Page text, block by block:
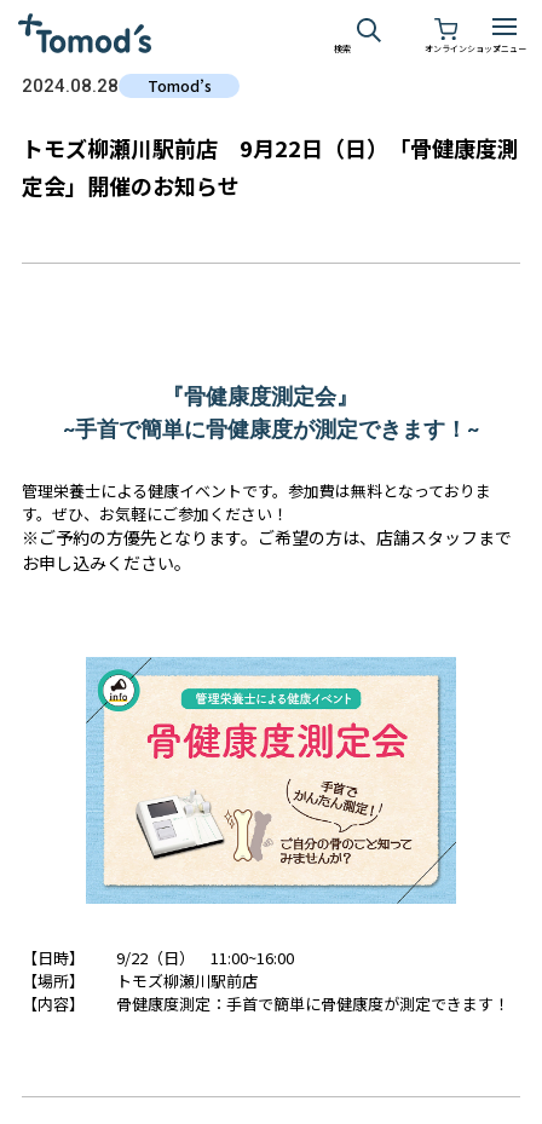
検索 オンラインショップメニュー
2024.08.28 Tomod’s
トモズ柳瀬川駅前店 9月22日（日）「骨健康度測
定会」開催のお知らせ
『骨健康度測定会』
~手首で簡単に骨健康度が測定できます！~
管理栄養士による健康イベントです。参加費は無料となっておりま
す。ぜひ、お気軽にご参加ください！
※ご予約の方優先となります。ご希望の方は、店舗スタッフまで
お申し込みください。
【日時】 9/22（日） 11:00~16:00
【場所】
トモズ柳瀬川駅前店
【内容】 骨健康度測定：手首で簡単に骨健康度が測定できます！